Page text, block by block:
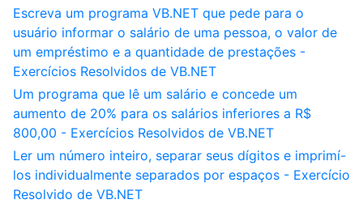
Escreva um programa VB.NET que pede para o
usuário informar o salário de uma pessoa, o valor de
um empréstimo e a quantidade de prestações -
Exercícios Resolvidos de VB.NET
Um programa que lê um salário e concede um
aumento de 20% para os salários inferiores a R$
800,00 - Exercícios Resolvidos de VB.NET
Ler um número inteiro, separar seus dígitos e imprimí-
los individualmente separados por espaços - Exercício
Resolvido de VB.NET